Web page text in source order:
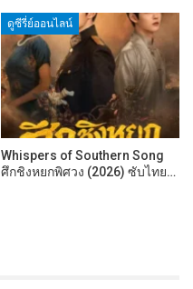
ดูซีรี่ย์ออนไลน์
Whispers of Southern Song
ศึกชิงหยกพิศวง (2026) ซับไทย…